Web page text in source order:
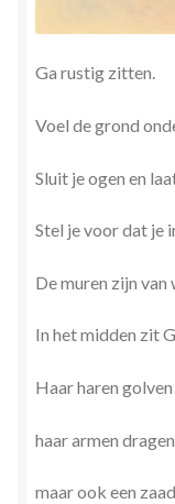
Ga rustig zitten.
Voel de grond
Sluit je ogen en
Stel je voor dat je
De muren zijn
In het midden zit
Haar haren
haar armen
maar ook een